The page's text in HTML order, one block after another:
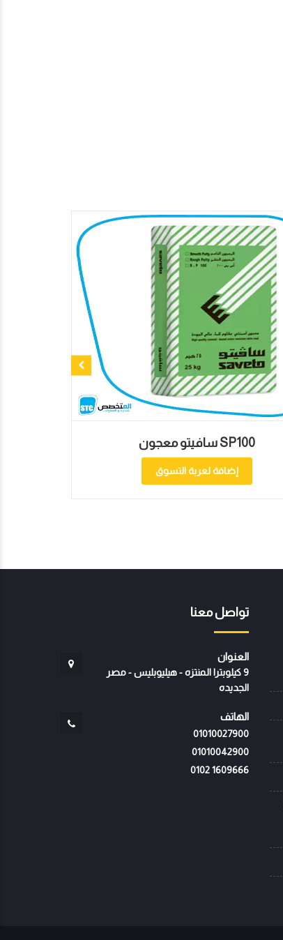
سافيتو معجون SP100
تواصل معنا
العنوان
9 كيلوبترا المنتزه - هيليوبليس - مصر
الجديده
الهاتف
01010027900
01010042900
‭0102 1609666‬